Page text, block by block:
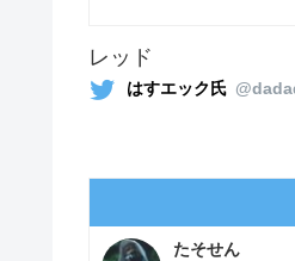
レッド
はすエック氏
たそせん